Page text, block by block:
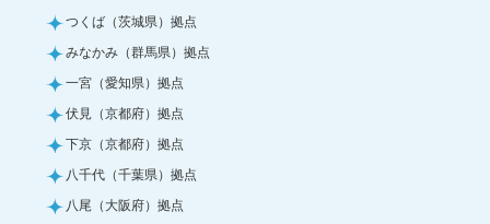
つくば（茨城県）拠点
みなかみ（群馬県）拠点
一宮（愛知県）拠点
伏見（京都府）拠点
下京（京都府）拠点
八千代（千葉県）拠点
八尾（大阪府）拠点